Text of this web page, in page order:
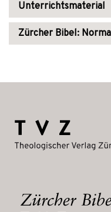
Unterrichtsmaterial
Zürcher Bibel: